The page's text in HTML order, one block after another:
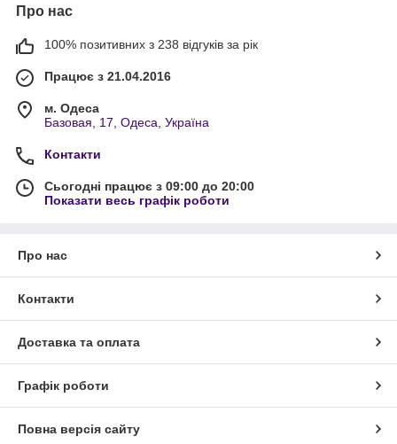
Про нас
100% позитивних з 238 відгуків за рік
Працює з 21.04.2016
м. Одеса
Базовая, 17, Одеса, Україна
Контакти
Сьогодні працює з 09:00 до 20:00
Показати весь графік роботи
Про нас
Контакти
Доставка та оплата
Графік роботи
Повна версія сайту